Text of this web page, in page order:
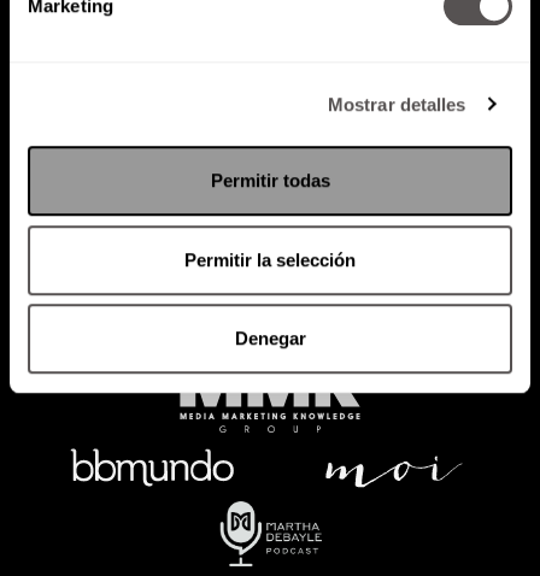
Marketing
Mostrar detalles
Permitir todas
Permitir la selección
Denegar
Política de Privacidad
PODCAST RADIO MARTHA EVENTOS
SACA TU ID